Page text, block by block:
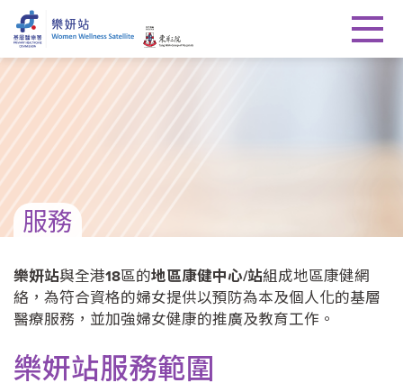
服務
樂妍站與全港18區的地區康健中心/站組成地區康健網
絡，為符合資格的婦女提供以預防為本及個人化的基層
醫療服務，並加強婦女健康的推廣及教育工作。
樂妍站服務範圍